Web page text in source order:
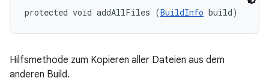
protected void addAllFiles (BuildInfo build)
Hilfsmethode zum Kopieren aller Dateien aus dem
anderen Build.